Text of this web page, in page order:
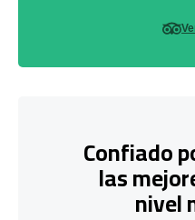
Confiado
las
nivel